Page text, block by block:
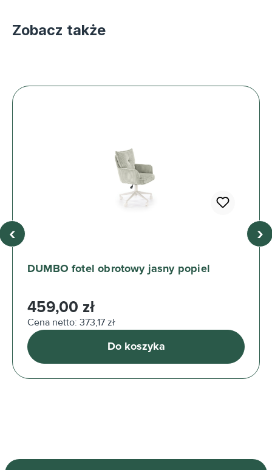
Zobacz także
DUMBO fotel obrotowy jasny popiel
Cena regularna:
459,00 zł
Cena netto: 373,17 zł
Do koszyka
‹ ›